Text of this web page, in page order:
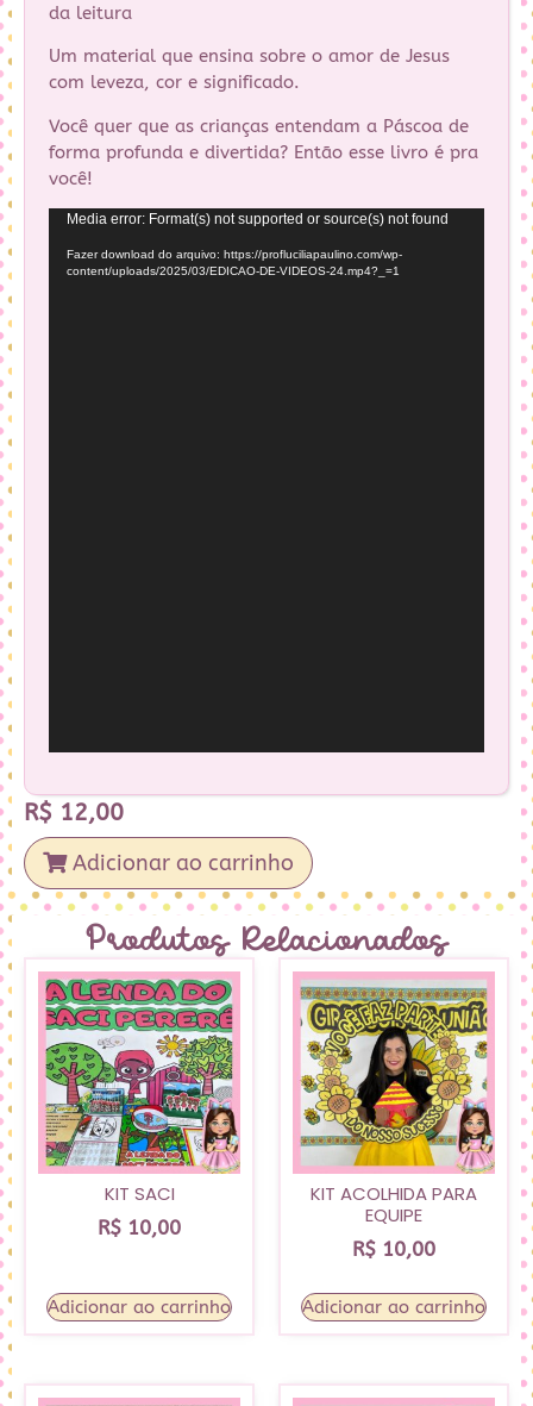
da leitura
Um material que ensina sobre o amor de Jesus
com leveza, cor e significado.
Você quer que as crianças entendam a Páscoa de
forma profunda e divertida? Então esse livro é pra
você!
Tocador
de
vídeo
Media error: Format(s) not supported or source(s) not found
Fazer download do arquivo: https://profluciliapaulino.com/wp-
content/uploads/2025/03/EDICAO-DE-VIDEOS-24.mp4?_=1
R$ 12,00
Adicionar ao carrinho
Produtos Relacionados
KIT SACI
R$ 10,00
Adicionar ao carrinho
KIT ACOLHIDA PARA
EQUIPE
R$ 10,00
Adicionar ao carrinho